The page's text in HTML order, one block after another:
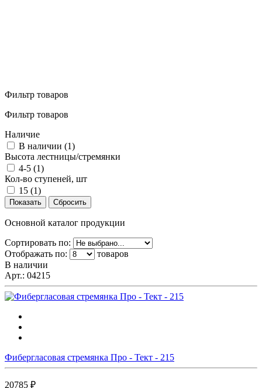
Фильтр товаров
Фильтр товаров
Наличие
В наличии (1)
Высота лестницы/стремянки
4-5 (1)
Кол-во ступеней, шт
15 (1)
Основной каталог продукции
Сортировать по:
Отображать по:
товаров
В наличии
Арт.: 04215
Фибергласовая стремянка Про - Тект - 215
20785 ₽